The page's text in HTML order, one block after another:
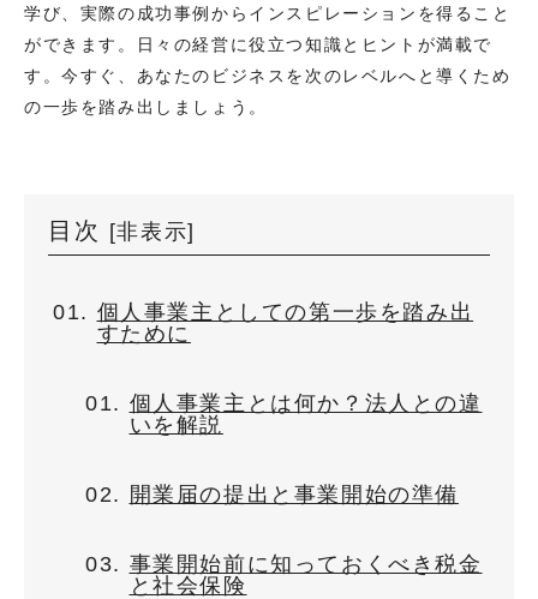
学び、実際の成功事例からインスピレーションを得ること
ができます。日々の経営に役立つ知識とヒントが満載で
す。今すぐ、あなたのビジネスを次のレベルへと導くため
の一歩を踏み出しましょう。
目次 [非表示]
個人事業主としての第一歩を踏み出
すために
個人事業主とは何か？法人との違
いを解説
開業届の提出と事業開始の準備
事業開始前に知っておくべき税金
と社会保険